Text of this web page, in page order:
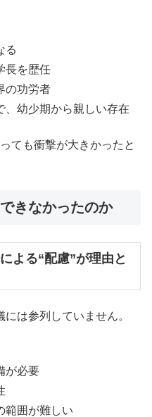
る
長を歴任
の功労者
、幼少期から親しい存在
ても衝撃が大きかったと
きなかったのか
よる“配慮”が理由と
は参列していません。
が必要
範囲が難しい